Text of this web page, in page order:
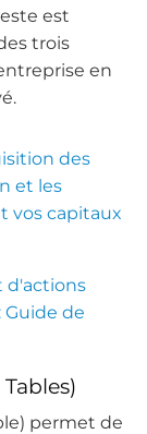
est
trois
en
des
et les
vos capitaux
d'actions
Guide de
permet de